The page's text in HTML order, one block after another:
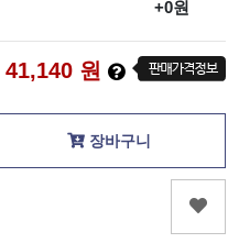
+0원
41,140 원
장바구니